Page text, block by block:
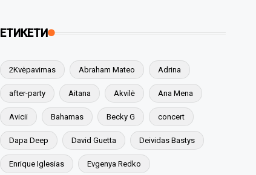
ЕТИКЕТИ
2Kvėpavimas Abraham Mateo Adrina
after-party Aitana Akvilė Ana Mena
Avicii Bahamas Becky G concert
Dapa Deep David Guetta Deividas Bastys
Enrique Iglesias Evgenya Redko